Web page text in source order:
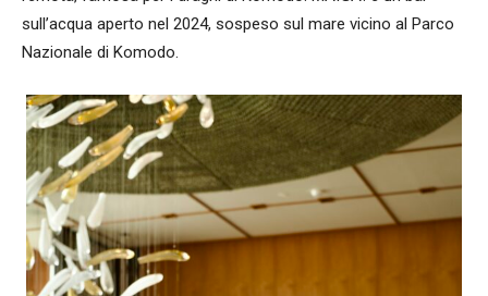
sull’acqua aperto nel 2024, sospeso sul mare vicino al Parco
Nazionale di Komodo.